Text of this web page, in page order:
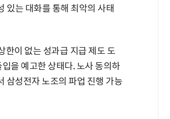
있는 대화를 통해 최악의 사태
한이 없는 성과급 지급 제도 도
을 예고한 상태다. 노사 동의하
삼성전자 노조의 파업 진행 가능